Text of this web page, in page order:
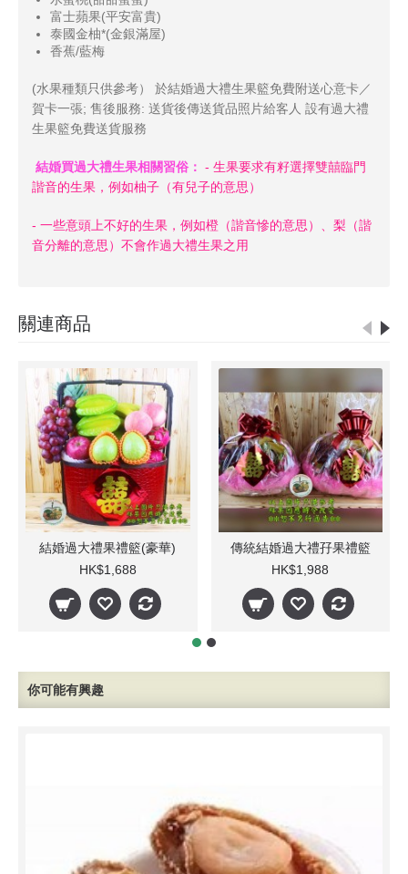
富士蘋果(平安富貴)
泰國金柚*(金銀滿屋)
香蕉/藍梅
(水果種類只供參考） 於結婚過大禮生果籃免費附送心意卡／
賀卡一張; 售後服務: 送貨後傳送貨品照片給客人 設有過大禮
生果籃免費送貨服務
結婚買過大禮生果相關習俗： - 生果要求有籽選擇雙囍臨門
諧音的生果，例如柚子（有兒子的意思）
- 一些意頭上不好的生果，例如橙（諧音慘的意思）、梨（諧
音分離的意思）不會作過大禮生果之用
關連商品
結婚過大禮果禮籃(豪華)
HK$1,688
傳統結婚過大禮孖果禮籃
HK$1,988
你可能有興趣